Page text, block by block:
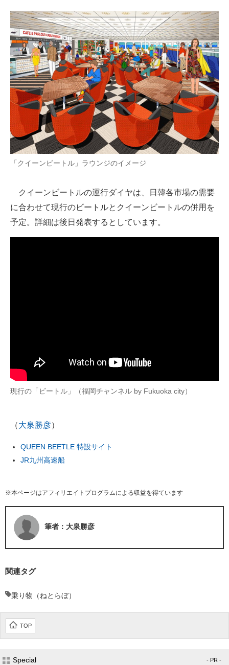
「クイーンビートル」ラウンジのイメージ
クイーンビートルの運行ダイヤは、日韓各市場の需要
に合わせて現行のビートルとクイーンビートルの併用を
予定。詳細は後日発表するとしています。
現行の「ビートル」（福岡チャンネル by Fukuoka city）
（大泉勝彦）
QUEEN BEETLE 特設サイト
JR九州高速船
※本ページはアフィリエイトプログラムによる収益を得ています
筆者：大泉勝彦
関連タグ
乗り物（ねとらぼ）
TOP
Special - PR -